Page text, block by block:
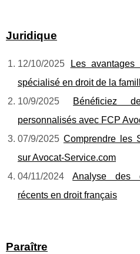
Juridique
12/10/2025
Les
spécialisé en droit de la
10/9/2025
Bénéficiez
personnalisés avec FCP
07/9/2025 Comprendre les
sur Avocat-Service.com
04/11/2024Analyse des
récents en droit français
Paraître